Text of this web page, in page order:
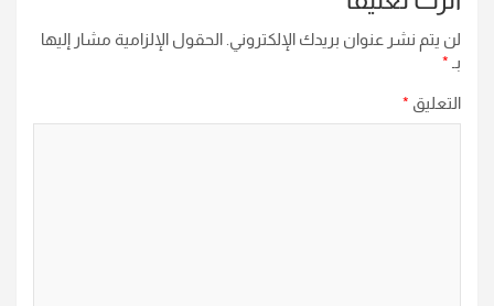
لن يتم نشر عنوان بريدك الإلكتروني. الحقول الإلزامية مشار إليها
بـ *
التعليق *